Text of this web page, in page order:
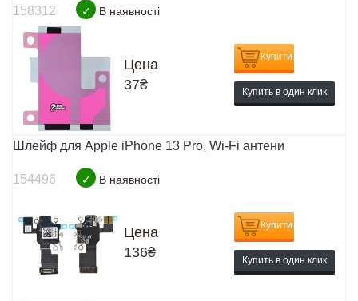
158312 ✓ В наявності
Цена
37₴
Купити
Купить в один клик
Шлейф для Apple iPhone 13 Pro, Wi-Fi антени
154496 ✓ В наявності
Цена
136₴
Купити
Купить в один клик